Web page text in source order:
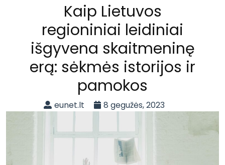
Kaip Lietuvos
regioniniai leidiniai
išgyvena skaitmeninę
erą: sėkmės istorijos ir
pamokos
eunet.lt 8 gegužės, 2023